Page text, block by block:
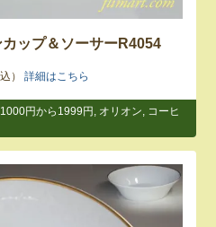
ップ＆ソーサーR4054
）詳細はこちら
1000円から1999円 オリオン
コーヒ